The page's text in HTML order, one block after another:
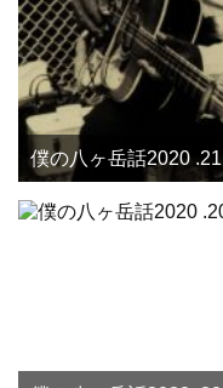
僕の八ヶ岳話2020 .21